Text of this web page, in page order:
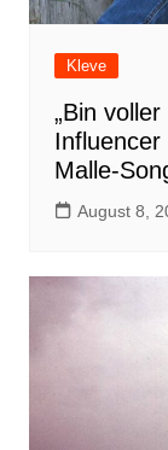
Kleve
„Bin
Malle-
August 8,